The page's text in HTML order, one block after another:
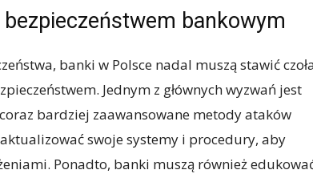
bankowym
banki w Polsce nadal muszą stawić
Jednym z głównych wyzwań jest
bardziej zaawansowane metody ataków
swoje systemy i procedury, aby
Ponadto, banki muszą również